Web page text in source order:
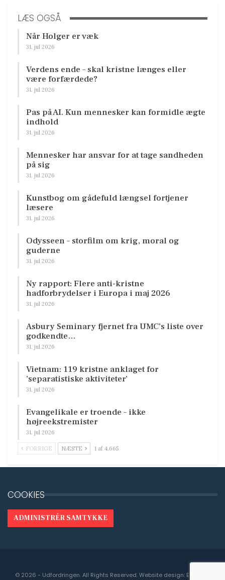
LÆS OGSÅ
Når Holger er væk
31. jul 2026
Verdens ende – skal kristne længes eller
være forfærdede?
31. jul 2026
Pas på AI. Kun mennesker kan formidle ægte
indhold
31. jul 2026
Mennesker har ansvar for at tage sandheden
på sig
31. jul 2026
Kunstbog om gådefuld længsel fortjener
læsere
31. jul 2026
Odysseen – storfilm om krig, moral og
guderne
31. jul 2026
Ny rapport: Flere anti-kristne
hadforbrydelser i Europa i maj 2026
31. jul 2026
Asbury Seminary fjernet fra UMC’s liste over
godkendte…
31. jul 2026
Vietnam: 119 kristne anklaget for
’separatistiske aktiviteter’
31. jul 2026
Evangelikale er troende – ikke
højreekstremister
31. jul 2026
FORRIGE NÆSTE 1 af 4.665
COOKIES
ADMINISTRÉR SAMTYKKE
© 2026 - Udfordringen. All Rights Reserved.Website design: Engedal